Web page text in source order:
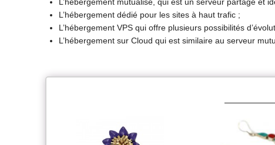
L’hébergement mutualisé, qui est un serveur partagé et
L’hébergement dédié pour les sites à haut trafic ;
L’hébergement VPS qui offre plusieurs possibilités
L’hébergement sur Cloud qui est similaire au serveur